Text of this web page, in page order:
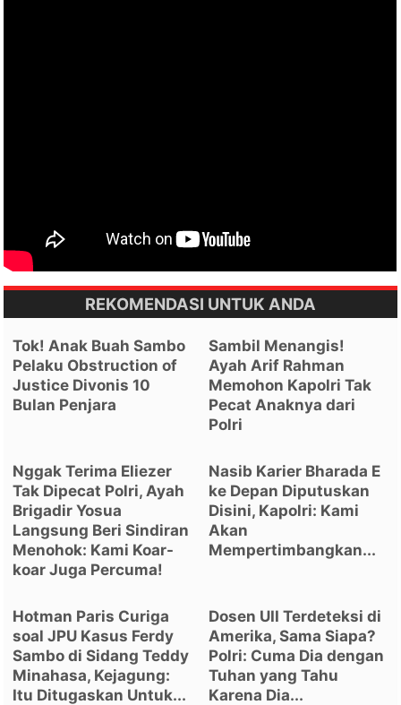
REKOMENDASI UNTUK ANDA
Tok! Anak Buah Sambo
Pelaku Obstruction of
Justice Divonis 10
Bulan Penjara
Sambil Menangis!
Ayah Arif Rahman
Memohon Kapolri Tak
Pecat Anaknya dari
Polri
Nggak Terima Eliezer
Tak Dipecat Polri, Ayah
Brigadir Yosua
Langsung Beri Sindiran
Menohok: Kami Koar-
koar Juga Percuma!
Nasib Karier Bharada E
ke Depan Diputuskan
Disini, Kapolri: Kami
Akan
Mempertimbangkan...
Hotman Paris Curiga
soal JPU Kasus Ferdy
Sambo di Sidang Teddy
Minahasa, Kejagung:
Itu Ditugaskan Untuk...
Dosen UII Terdeteksi di
Amerika, Sama Siapa?
Polri: Cuma Dia dengan
Tuhan yang Tahu
Karena Dia...